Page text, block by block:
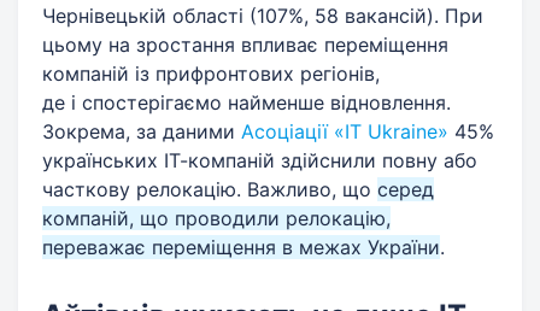
Чернівецькій області (107%, 58 вакансій). При
цьому на зростання впливає переміщення
компаній із прифронтових регіонів,
де і спостерігаємо найменше відновлення.
Зокрема, за даними Асоціації «IT Ukraine» 45%
українських ІТ-компаній здійснили повну або
часткову релокацію. Важливо, що серед
компаній, що проводили релокацію,
переважає переміщення в межах України.